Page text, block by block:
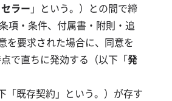
ラー 」という。）との間で締
項・条件、付属書・附則・追
を要求された場合に、同意を
で直ちに発効する（以下「発
「既存契約」という。）が存す